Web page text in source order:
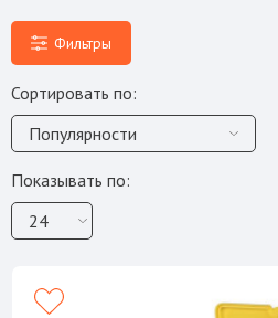
Фильтры
Сортировать по:
Показывать по: